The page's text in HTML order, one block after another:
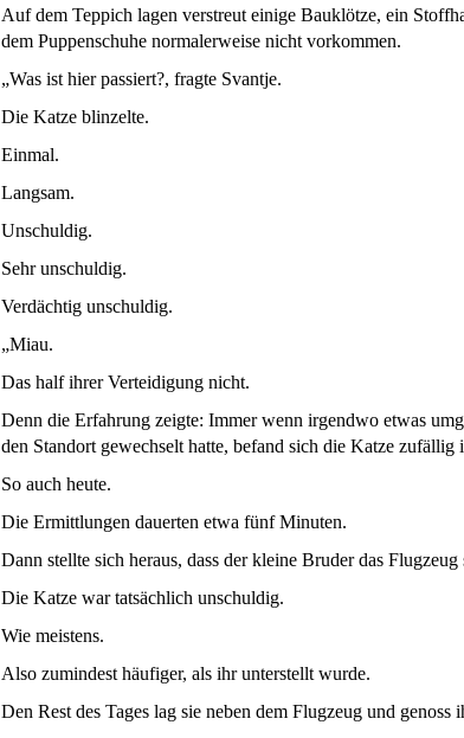
Auf dem Teppich lagen verstreut einige Bauklötze, ein
dem Puppenschuhe normalerweise nicht vorkommen.
„Was ist hier passiert?, fragte Svantje.
Die Katze blinzelte.
Einmal.
Langsam.
Unschuldig.
Sehr unschuldig.
Verdächtig unschuldig.
„Miau.
Das half ihrer Verteidigung nicht.
Denn die Erfahrung zeigte: Immer wenn irgendwo etwas
den Standort gewechselt hatte, befand sich die Katze zufällig
So auch heute.
Die Ermittlungen dauerten etwa fünf Minuten.
Dann stellte sich heraus, dass der kleine Bruder das Flugzeug
Die Katze war tatsächlich unschuldig.
Wie meistens.
Also zumindest häufiger, als ihr unterstellt wurde.
Den Rest des Tages lag sie neben dem Flugzeug und genoss